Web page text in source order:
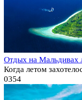
Отдых на Мальдивах
Когда летом
0354